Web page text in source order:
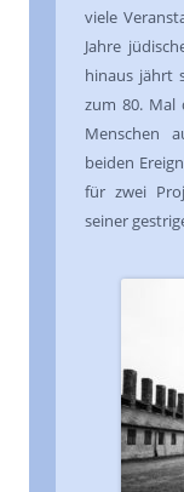
viele
Jahre
hinaus jährt
zum 80. Mal
Menschen
beiden
für zwei
seiner